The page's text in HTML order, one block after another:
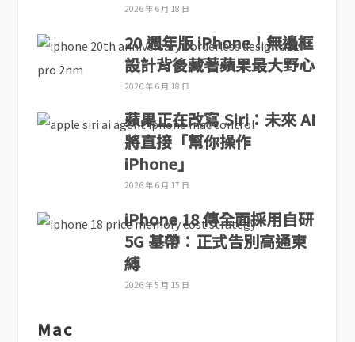
2026 年 6 月 18 日
20 週年版 iPhone！無邊框
設計背後藏著蘋果最大野心
2026 年 6 月 18 日
蘋果正在改寫 Siri：未來 AI
將直接「幫你操作
iPhone」
2026 年 6 月 17 日
iPhone 18 傳全面採用自研
5G 基帶：正式告別高通束
縛
2026 年 5 月 15 日
Mac